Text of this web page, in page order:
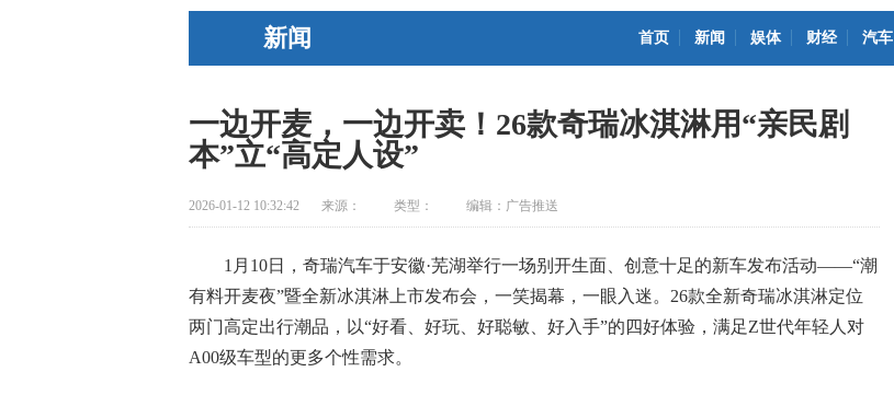
新闻 首页 新闻 娱体 财经 汽车
一边开麦，一边开卖！26款奇瑞冰淇淋用“亲民剧
本”立“高定人设”
2026-01-12 10:32:42 来源： 类型： 编辑：广告推送
1月10日，奇瑞汽车于安徽·芜湖举行一场别开生面、创意十足的新车发布活动——“潮
有料开麦夜”暨全新冰淇淋上市发布会，一笑揭幕，一眼入迷。26款全新奇瑞冰淇淋定位
两门高定出行潮品，以“好看、好玩、好聪敏、好入手”的四好体验，满足Z世代年轻人对
A00级车型的更多个性需求。